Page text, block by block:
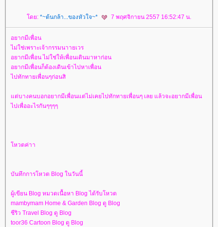
ดย: *~ต้นกล้า...ของหัวใจ~* 7 พฤศจิกายน 2557 16:52:47 น.
อยากมีเพื่อน
ไม่ใช่เพราะเจ้ากรรมนาายเวร
อยากมีเพื่อน ไม่ใช่ให้เพื่อนเดินมาหาก่อน
อยากมีเพื่อนก็ต้องเดินเข้าไปหาเพื่อน
ไปทักทายเพื่อนๆก่อนสิ
ต่บางคนบอกอยากมีเพื่อนแต่ไม่เคยไปทักทายเพื่อนๆ เลย แล้วจะอยากมีเพื่อน
ไปเพื่ออะไรกันๆๆๆๆ
หวตค่าา
บันทึกการโหวต Blog ในวันนี้
ผู้เขียน Blog หมวดเนื้อหา Blog ได้รับโหวต
mambymam Home & Garden Blog ดู Blog
ชีริว Travel Blog ดู Blog
toor36 Cartoon Blog ดู Blog